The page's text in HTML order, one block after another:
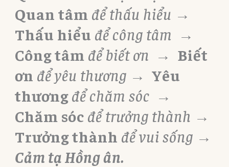
Quan tâm để thấu hiểu →
Thấu hiểu để công tâm →
Công tâm để biết ơn → Biết
ơn để yêu thương → Yêu
thươngđể chăm sóc →
Chăm sóc để trưởng thành →
Trưởng thành để vui sống →
Cảm tạ Hồng ân.